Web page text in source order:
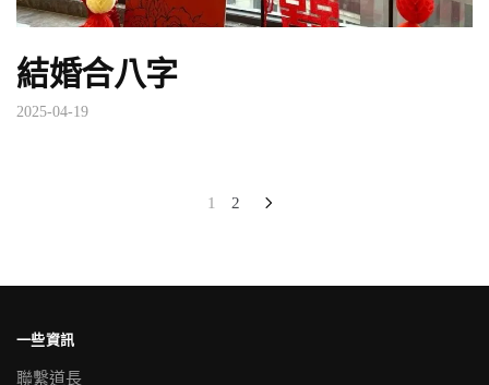
結婚合八字
2025-04-19
分
頁
1 2
一些資訊
聯繫道長